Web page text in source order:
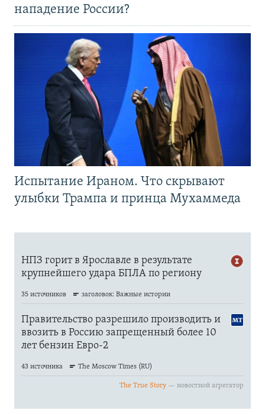
нападение России?
Испытание Ираном. Что скрывают
улыбки Трампа и принца Мухаммеда